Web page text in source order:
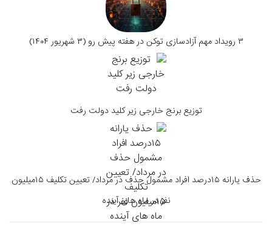
۳ رویداد مهم آزادسازی توکن در هفته پیش رو (۳ شهریور ۱۴۰۴)
توزیع برنج خارجی زیر کلید دولت رفت
حذف یارانه ۱۵درصد افراد مشمول حذف در مرداد/ تعیین تکلیف ۱۵میلیون
نفر در ماه های آینده